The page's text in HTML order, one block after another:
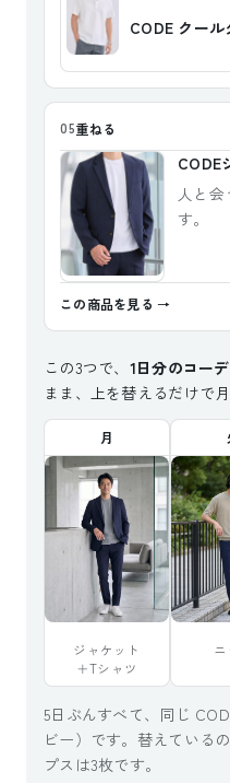
CODE クー
05重ねる
CODE
人と
す。
この商品を見る
この3つで、 1日分のコー
まま、上を替えるだけで
月
ジャケット
＋Tシャツ
ニ
5日ぶんすべて、同じ
ビー）です。替えている
プスは3枚です。